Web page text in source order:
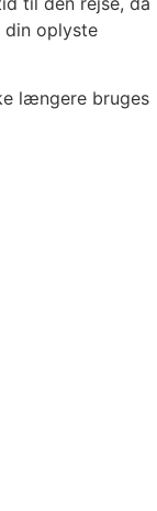
oplyste
længere bruges